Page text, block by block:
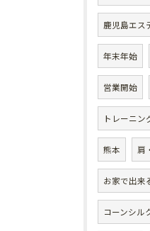
鹿児島エス
年末年始
営業開始
トレーニン
熊本 肩
お家で出来
コーンシル